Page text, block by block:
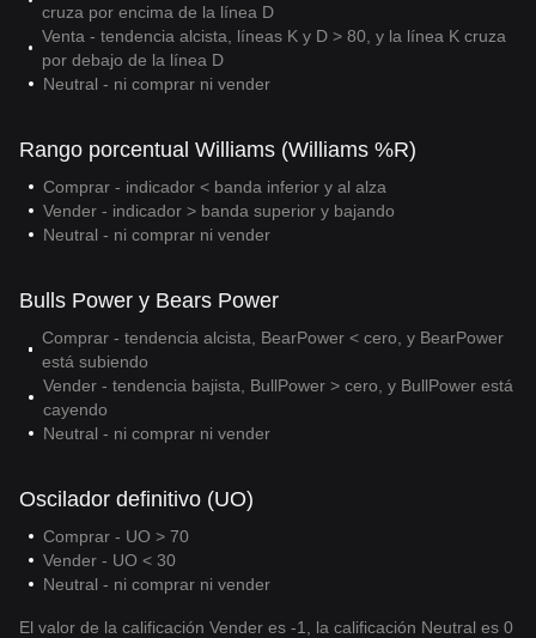
cruza por encima de la línea D
Venta - tendencia alcista, líneas K y D > 80, y la línea K cruza
por debajo de la línea D
Neutral - ni comprar ni vender
Rango porcentual Williams (Williams %R)
Comprar - indicador < banda inferior y al alza
Vender - indicador > banda superior y bajando
Neutral - ni comprar ni vender
Bulls Power y Bears Power
Comprar - tendencia alcista, BearPower < cero, y BearPower
está subiendo
Vender - tendencia bajista, BullPower > cero, y BullPower está
cayendo
Neutral - ni comprar ni vender
Oscilador definitivo (UO)
Comprar - UO > 70
Vender - UO < 30
Neutral - ni comprar ni vender
El valor de la calificación Vender es -1, la calificación Neutral es 0